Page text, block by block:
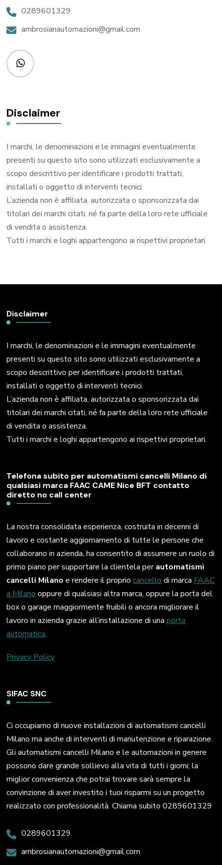
0289601329
ambrosianautomazioni@gmail.com
Disclaimer
I marchi, le denominazioni e le immagini eventualmente
presenti su questo sito sono utilizzati esclusivamente a
scopo descrittivo per identificare i prodotti trattati,
installati o oggetto di interventi tecnici.
L’azienda non è affiliata, autorizzata o sponsorizzata dai
titolari dei marchi citati, né fa parte della loro rete ufficiale
di vendita o assistenza.
Tutti i marchi e loghi appartengono ai rispettivi proprietari.
Disclaimer
I marchi, le denominazioni e le immagini eventualmente
presenti su questo sito sono utilizzati esclusivamente a
scopo descrittivo per identificare i prodotti trattati,
installati o oggetto di interventi tecnici.
L’azienda non è affiliata, autorizzata o sponsorizzata dai
titolari dei marchi citati, né fa parte della loro rete ufficiale
di vendita o assistenza.
Tutti i marchi e loghi appartengono ai rispettivi proprietari.
Telefona subito per automatismi cancelli Milano di
qualsiasi marca FAAC CAME Nice BFT contatto
diretto no call center
La nostra consolidata esperienza, costruita in decenni di
lavoro e costante aggiornamento di tutte le persone che
collaborano in azienda, ha consentito di assumere un ruolo di
primo piano per supportare la clientela perautomatismi
cancelli Milano e rendere il propriocancello di marca FAAC
a Milano oppure di qualsiasi altra marca, oppure la porta del
box o garage maggiormente fruibili o ancora migliorare il
lavoro in azienda grazie all’installazione di unaporta
automatica.
Privacy Policy
SIFAC SNC
Ci occupiamo di nuove installazioni di automatismi cancelli
Milano ma anche di interventi di manutenzione e riparazione.
Gli automatismi cancelli Milano e le automazioni in genere
possono dare grande sollievo alla vita di tutti i giorni; la
miglior convenienza che potrai trovare sarà sempre la
convinzione di aver investito i tuoi risparmi su un progetto
realizzato con professionalità. Chiama subito 0289601329
0289601329
ambrosianautomazioni@gmail.com